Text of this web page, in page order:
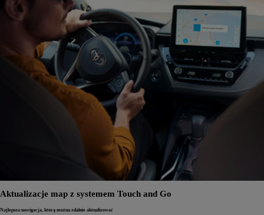
Aktualizacje map z systemem Touch and Go
Najlepsza nawigacja, którą można zdalnie aktualizować